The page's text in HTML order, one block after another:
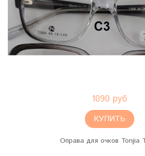
1090 руб
КУПИТЬ
Оправа для очков Tonjia